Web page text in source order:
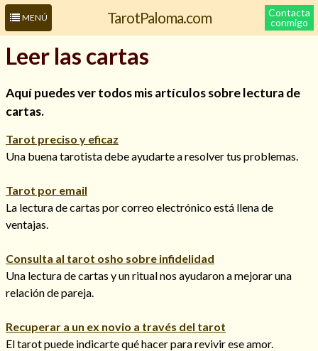
MENÚ TarotPaloma.com
Contacta
conmigo
Leer más sobre mí
Leer las cartas
Aquí puedes ver todos mis artículos sobre lectura de
cartas.
Tarot preciso y eficaz
Una buena tarotista debe ayudarte a resolver tus problemas.
Tarot por email
La lectura de cartas por correo electrónico está llena de
ventajas.
Consulta al tarot osho sobre infidelidad
Una lectura de cartas y un ritual nos ayudaron a mejorar una
relación de pareja.
Recuperar a un ex novio a través del tarot
El tarot puede indicarte qué hacer para revivir ese amor.